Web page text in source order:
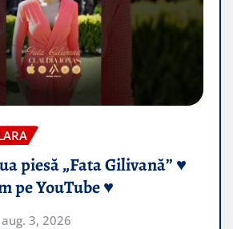
piesă „Fata Gilivană” ♥️
pe YouTube ♥️
aug. 3, 2026